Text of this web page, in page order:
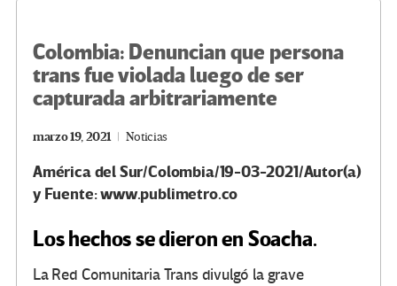
k
tir
Colombia: Denuncian que persona
trans fue violada luego de ser
capturada arbitrariamente
marzo 19, 2021 Noticias
América del Sur/Colombia/19-03-2021/Autor(a)
y Fuente: www.publimetro.co
Los hechos se dieron en Soacha.
La Red Comunitaria Trans divulgó la grave